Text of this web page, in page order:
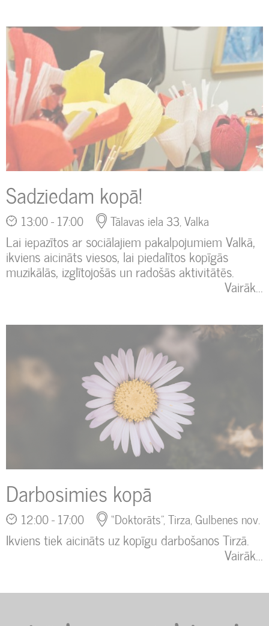
Sadziedam kopā!
13:00 - 17:00 Tālavas iela 33, Valka
Lai iepazītos ar sociālajiem pakalpojumiem Valkā,
ikviens aicināts viesos, lai piedalītos kopīgās
muzikālās, izglītojošās un radošās aktivitātēs.
Vairāk...
Darbosimies kopā
12:00 - 17:00 “Doktorāts”, Tirza, Gulbenes nov.
Ikviens tiek aicināts uz kopīgu darbošanos Tirzā.
Vairāk...